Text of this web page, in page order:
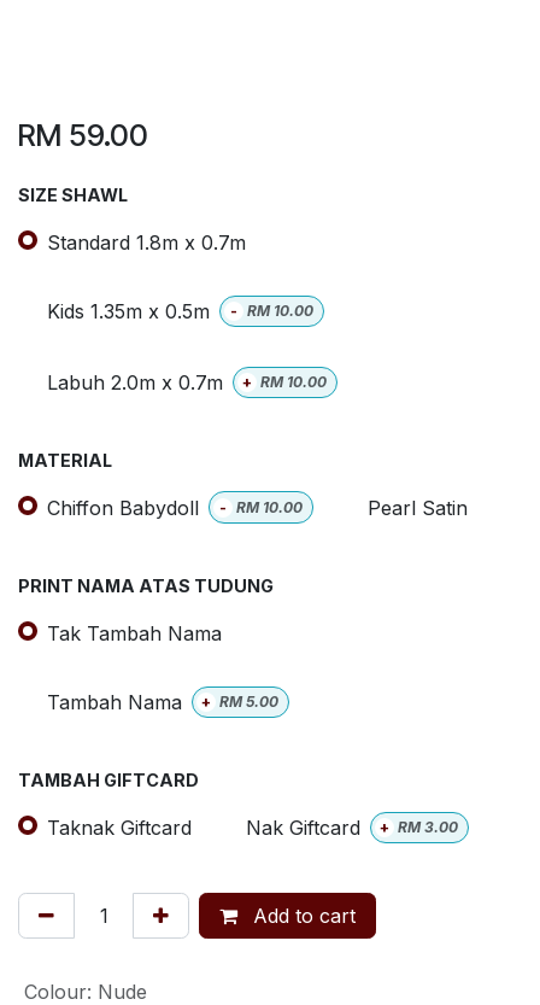
RM 59.00
SIZE SHAWL
Standard 1.8m x 0.7m
Kids 1.35m x 0.5m - RM 10.00
Labuh 2.0m x 0.7m + RM 10.00
MATERIAL
Chiffon Babydoll - RM 10.00 Pearl Satin
PRINT NAMA ATAS TUDUNG
Tak Tambah Nama
Tambah Nama + RM5.00
TAMBAH GIFTCARD
Taknak Giftcard Nak Giftcard + RM3.00
Add to cart
Colour: Nude